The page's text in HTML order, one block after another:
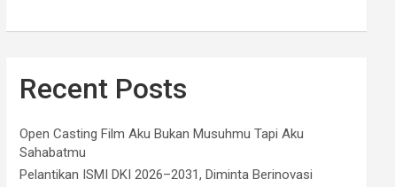
Recent Posts
Open Casting Film Aku Bukan Musuhmu Tapi Aku
Sahabatmu
Pelantikan ISMI DKI 2026–2031, Diminta Berinovasi